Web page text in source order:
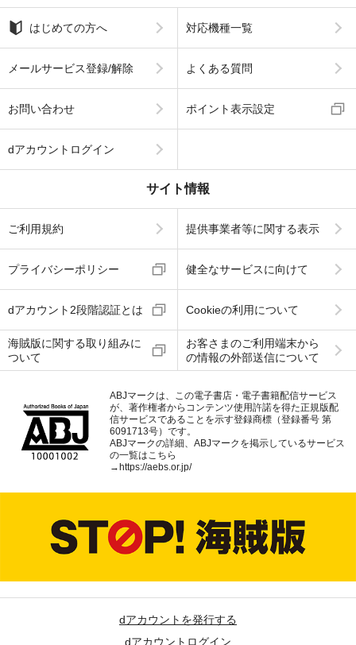
はじめての方へ 対応機種一覧
メールサービス登録/解除 よくある質問
お問い合わせ ポイント表示設定
dアカウントログイン
サイト情報
ご利用規約 提供事業者等に関する表示
プライバシーポリシー 健全なサービスに向けて
dアカウント2段階認証とは Cookieの利用について
海賊版に関する取り組みに
ついて
お客さまのご利用端末から
の情報の外部送信について
ABJマークは、この電子書店・電子書籍配信サービス
が、著作権者からコンテンツ使用許諾を得た正規版配
信サービスであることを示す登録商標（登録番号 第
6091713号）です。
ABJマークの詳細、ABJマークを掲示しているサービス
の一覧はこちら
→ https://aebs.or.jp/
dアカウントを発行する
dアカウントログイン